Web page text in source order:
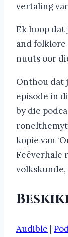
vertaling
Ek hoop
and folklore
nuuts oor
Onthou dat
episode in
by die
kopie van
Feëverhale
volkskunde,
Audible |